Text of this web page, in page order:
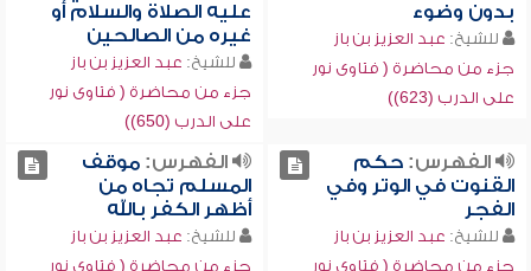
بدون وضوء
للشيخ: عبد العزيز بن باز
جزء من محاضرة ( فتاوى نور
على الدرب (623))
عليه الصلاة والسلام أو
غيره من الصالحين
للشيخ: عبد العزيز بن باز
جزء من محاضرة ( فتاوى نور
على الدرب (650))
الفهرس:حكم
القنوت في الوتر وفي
الفجر
للشيخ: عبد العزيز بن باز
جزء من محاضرة ( فتاوى نور
الفهرس:موقف
المسلم تجاه من
أظهر الكفر بالله
للشيخ: عبد العزيز بن باز
جزء من محاضرة ( فتاوى نور